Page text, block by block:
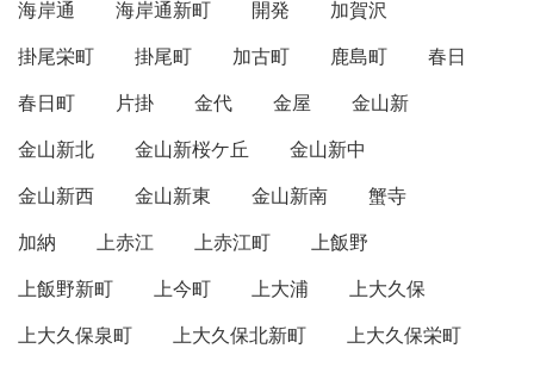
海岸通 海岸通新町 開発
加賀沢
掛尾栄町
掛尾町 加古町 鹿島町
春日
春日町
片掛 金代 金屋
金山新
金山新北
金山新桜ケ丘
金山新中
金山新西
金山新東 金山新南
蟹寺
加納
上赤江 上赤江町
上飯野
上飯野新町
上今町 上大浦
上大久保
上大久保泉町
上大久保北新町
上大久保栄町